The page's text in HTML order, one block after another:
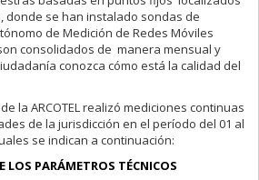
donde se han instalado sondas de
de Medición de Redes Móviles
consolidados de manera mensual y
conozca cómo está la calidad del
la ARCOTEL realizó mediciones continuas
de la jurisdicción en el período del 01 al
se indican a continuación:
LOS PARÁMETROS TÉCNICOS